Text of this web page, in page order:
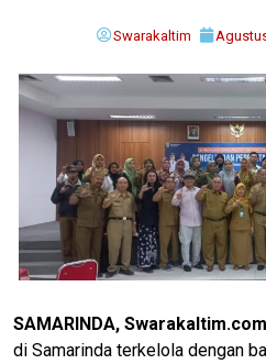
Swarakaltim
SAMARINDA, Swarakaltim.com
di Samarinda terkelola dengan